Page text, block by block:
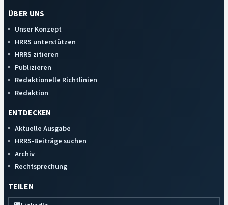
ÜBER UNS
Unser Konzept
HRRS unterstützen
HRRS zitieren
Publizieren
Redaktionelle Richtlinien
Redaktion
ENTDECKEN
Aktuelle Ausgabe
HRRS-Beiträge suchen
Archiv
Rechtsprechung
TEILEN